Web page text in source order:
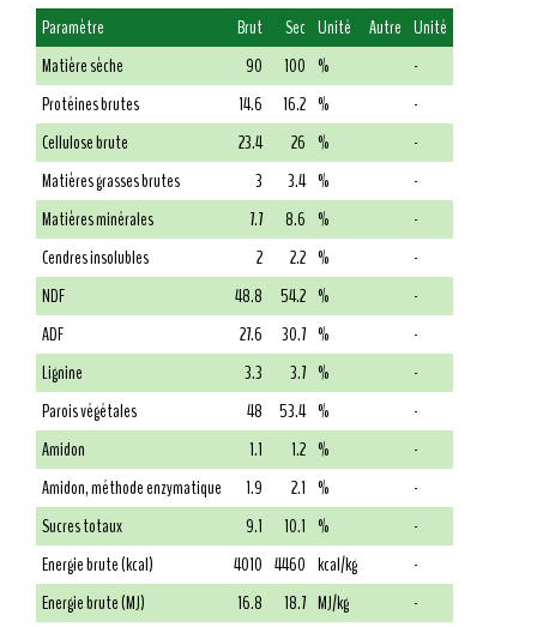
Paramètre Brut Sec Unité Autre Unité
Matière sèche
90 100 %
-
Protéines brutes
14.6 16.2 %
-
Cellulose brute
23.4 26 %
-
Matières grasses brutes
3 3.4 %
-
Matières minérales
7.7 8.6 %
-
Cendres insolubles
2 2.2 %
-
NDF
48.8 54.2 %
-
ADF
27.6 30.7 %
-
Lignine
3.3 3.7 %
-
Parois végétales
48 53.4 %
-
Amidon
1.1 1.2 %
-
Amidon, méthode enzymatique
1.9 2.1 %
-
Sucres totaux
9.1 10.1 %
-
Energie brute (kcal)
4010 4460 kcal/kg
-
Energie brute (MJ)
16.8 18.7 MJ/kg -